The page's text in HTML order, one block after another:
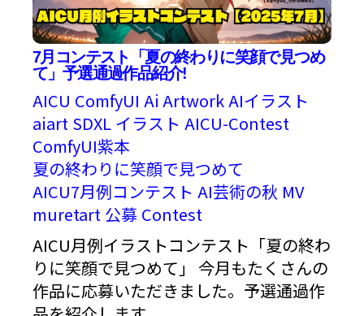
7月コンテスト「夏の終わりに笑顔で見つめ
て」予選通過作品紹介!
AICU ComfyUI Ai Artwork AIイラスト
aiart SDXL イラスト AICU-Contest
ComfyUI紫本
夏の終わりに笑顔で見つめて
AICU7月例コンテスト AI芸術の秋 MV
muretart 公募 Contest
AICU月例イラストコンテスト「夏の終わ
りに笑顔で見つめて」 今月もたくさんの
作品に応募いただきました。予選通過作